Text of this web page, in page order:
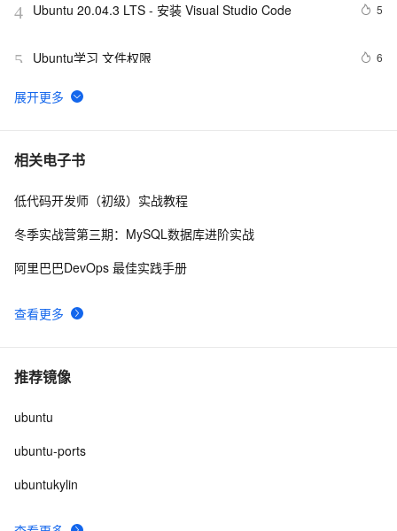
4 Ubuntu 20.04.3 LTS - 安装 Visual Studio Code 5
5 Ubuntu学习 文件权限 6
6 在Ubuntu平台搭建RTMP直播服务器使用SRS简要指南
7 ubuntu22/20 安装macos 主题桌面
8 Ubuntu Touch将支持用户数据加密：目前暂无时间表
相关电子书
查看更多
低代码开发师（初级）实战教程
冬季实战营第三期：MySQL数据库进阶实战
阿里巴巴DevOps 最佳实践手册
推荐镜像
ubuntu
ubuntu-ports
ubuntukylin